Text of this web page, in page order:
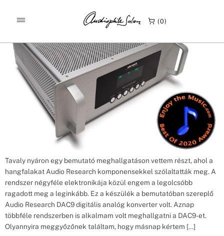
0
Tavaly nyáron egy bemutató meghallgatáson vettem részt, ahol a
hangfalakat Audio Research komponensekkel szólaltatták meg. A
rendszer négyféle elektronikája közül engem a legolcsóbb
ragadott meg a leginkább. Ez a készülék a bemutatóban szereplő
Audio Research DAC9 digitális analóg konverter volt. Aznap
többféle rendszerben is alkalmam volt meghallgatni a DAC9-et.
Olyannyira meggyőzőnek találtam, hogy másnap kértem […]